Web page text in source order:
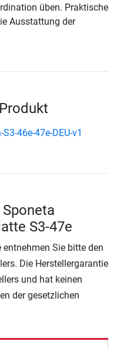
üben. Praktische
Ausstattung der
46e-47e-DEU-v1
S3-47e
Sie bitte den
Die Herstellergarantie
und hat keinen
der gesetzlichen